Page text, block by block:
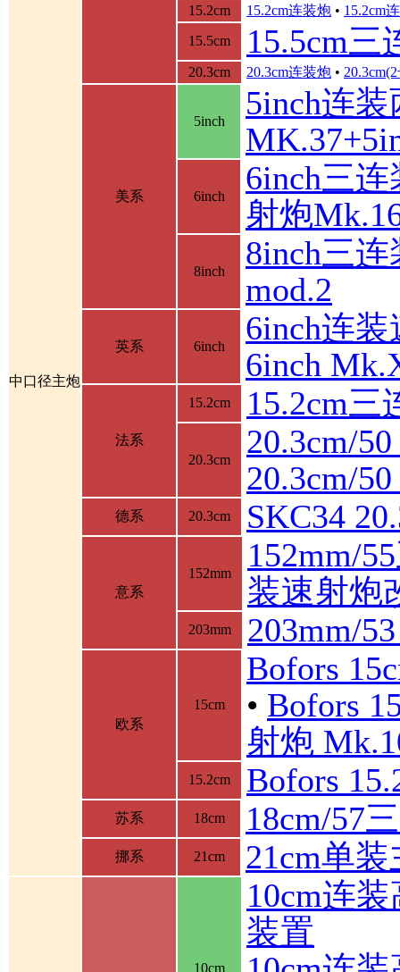
中口径主炮
15.2cm 15.2cm连装炮 • 15.2cm
15.5cm
15.5cm三
20.3cm 20.3cm连装炮 •
美系
5inch
5inch连
6inch
6inch三
射炮
8inch
8inch三
mod.2
英系 6inch
6inch连
6inch
法系
15.2cm 15.2cm三
20.3cm
20.3cm/
20.3cm/
德系 20.3cm SKC34
意系
152mm
152mm/
装速射炮
203mm 203mm/
欧系
15cm
Bofors
• Bofors
射炮
15.2cm Bofors
苏系 18cm 18cm/57
挪系 21cm 21cm单装
10cm
10cm连
装置